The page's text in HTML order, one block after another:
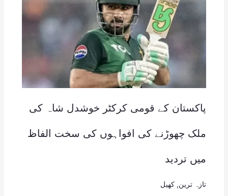
پاکستان کے قومی کرکٹر خوشدل شاہ کی
ملک چھوڑنے کی افواہوں کی سخت الفاظ
میں تردید
تازہ ترین کھیل